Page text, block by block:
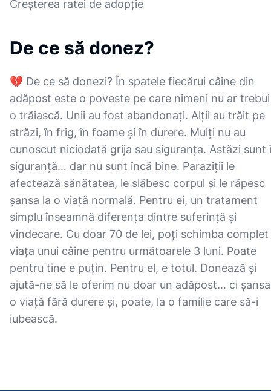
Creșterea ratei de adopție
De ce să donez?
💔 De ce să donezi? În spatele fiecărui câine din
adăpost este o poveste pe care nimeni nu ar
o trăiască. Unii au fost abandonați. Alții au trăit pe
străzi, în frig, în foame și în durere. Mulți nu au
cunoscut niciodată grija sau siguranța. Astăzi sunt
siguranță… dar nu sunt încă bine. Paraziții le
afectează sănătatea, le slăbesc corpul și le răpesc
șansa la o viață normală. Pentru ei, un tratament
simplu înseamnă diferența dintre suferință și
vindecare. Cu doar 70 de lei, poți schimba complet
viața unui câine pentru următoarele 3 luni. Poate
pentru tine e puțin. Pentru el, e totul. Donează și
ajută-ne să le oferim nu doar un adăpost… ci
o viață fără durere și, poate, la o familie care să-i
iubească.